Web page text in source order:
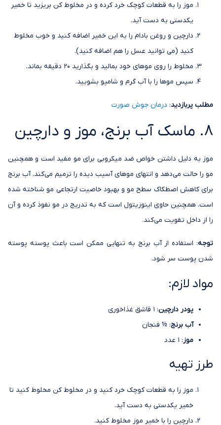
موز را به قطعات کوچک خرد کرده و در مخلوط کن بریزید تا خمیر
یکدستی به دست آید.
دارچین و روغن بادام را به این خمیر اضافه کنید و خوب مخلوط
کنید (می توانید عسل را هم اضافه کنید).
مخلوط را روی موهای خود بمالید و بگذارید 20 دقیقه بماند.
سپس موها را با آب گرم و شامپو بشویید.
مطلب پربازدید: درمان جوش صورت
8. ماسک آب برنج، موز و دارچین
موز به دلیل داشتن خواص ضد میکروبی برای مو مفید است و همچنین
مو را حالت می‌دهد و انتهای موهای آسیب دیده را ترمیم می‌کند. آب برنج
برای کاهش اصطکاک سطح مو و بهبود خاصیت ارتجاعی مو شناخته شده
است. همچنین حاوی اینوزیتول است که به تدریج در مو نفوذ کرده و آن
را از داخل تقویت می‌کند.
توجه: استفاده از آب برنج به تنهایی ممکن است باعث پوسته پوسته
شدن پوست سر شود.
مواد لازم:
پودر دارچین: 1 قاشق غذاخوری
آب برنج: ½ فنجان
موز: 1 عدد
طرز تهیه
موز را به قطعات کوچک خرد کنید و در مخلوط کن مخلوط کنید تا
خمیر یکدستی به دست آید.
دارچین را با خمیر موز مخلوط کنید.